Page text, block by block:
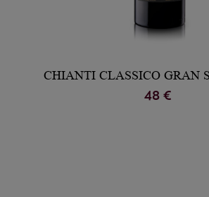
CHIANTI CLASSICO GRAN
48 €